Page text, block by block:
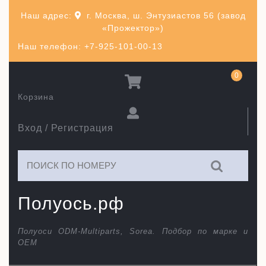
Наш телефон: +7-925-101-00-13
Наш адрес:
г. Москва, ш. Энтузиастов 56 (завод
«Прожектор»)
Полуось.рф
Полуоси ODM-Multiparts, Sorea. Подбор по марке и
ОЕМ
Вход / Регистрация
Корзина
0